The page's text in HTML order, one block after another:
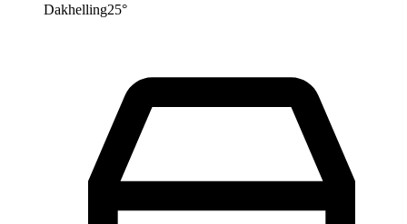
Dakhelling25°